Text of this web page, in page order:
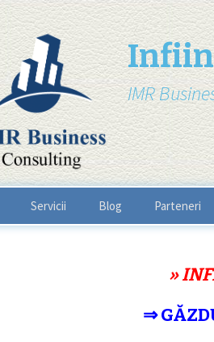
IMR
Servicii Blog Parteneri
»
⇒